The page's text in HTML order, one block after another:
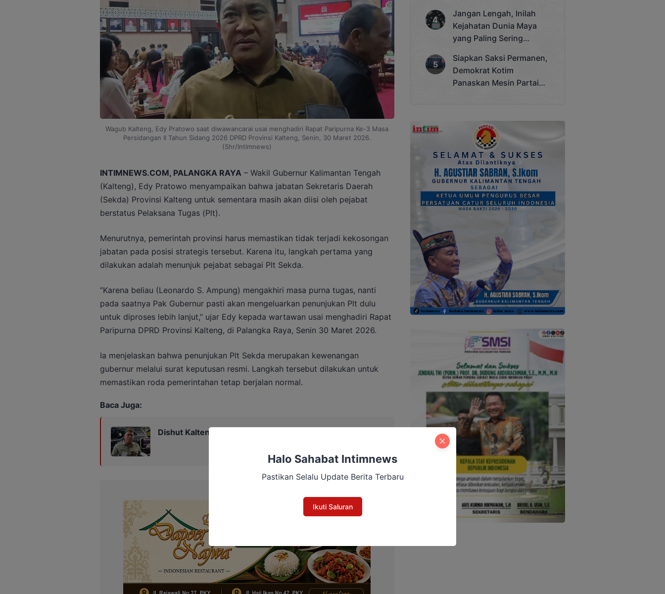
Wagub Kalteng, Edy Pratowo saat diwawancarai usai menghadiri Rapat Paripurna Ke-3 Masa
Persidangan II Tahun Sidang 2026 DPRD Provinsi Kalteng, Senin, 30 Maret 2026.
(Shr/Intimnews)
INTIMNEWS.COM, PALANGKA RAYA – Wakil Gubernur Kalimantan Tengah
(Kalteng), Edy Pratowo menyampaikan bahwa jabatan Sekretaris Daerah
(Sekda) Provinsi Kalteng untuk sementara masih akan diisi oleh pejabat
berstatus Pelaksana Tugas (Plt).
Menurutnya, pemerintah provinsi harus memastikan tidak terjadi kekosongan
jabatan pada posisi strategis tersebut. Karena itu, langkah pertama yang
dilakukan adalah menunjuk pejabat sebagai Plt Sekda.
“Karena beliau (Leonardo S. Ampung) mengakhiri masa purna tugas, nanti
pada saatnya Pak Gubernur pasti akan mengeluarkan penunjukan Plt dulu
untuk diproses lebih lanjut,” ujar Edy kepada wartawan usai menghadiri Rapat
Paripurna DPRD Provinsi Kalteng, di Palangka Raya, Senin 30 Maret 2026.
Ia menjelaskan bahwa penunjukan Plt Sekda merupakan kewenangan
gubernur melalui surat keputusan resmi. Langkah tersebut dilakukan untuk
memastikan roda pemerintahan tetap berjalan normal.
Baca Juga:
Dishut Kalteng Dorong Kolaborasi Total Hadapi Karhutla
Jangan Lengah, Inilah
Kejahatan Dunia Maya
yang Paling Sering
Siapkan Saksi Permanen,
Demokrat Kotim
Panaskan Mesin Partai
Halo Sahabat Intimnews
Pastikan Selalu Update Berita Terbaru
Ikuti Saluran